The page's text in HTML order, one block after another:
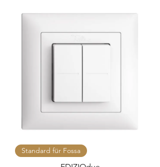
Standard für Fossa